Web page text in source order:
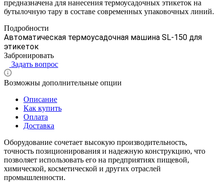
предназначена для нанесения термоусадочных этикеток на
бутылочную тару в составе современных упаковочных линий.
Подробности
Автоматическая термоусадочная машина SL-150 для
этикеток
Забронировать
Задать вопрос
Возможны дополнительные опции
Описание
Как купить
Оплата
Доставка
Оборудование сочетает высокую производительность,
точность позиционирования и надежную конструкцию, что
позволяет использовать его на предприятиях пищевой,
химической, косметической и других отраслей
промышленности.